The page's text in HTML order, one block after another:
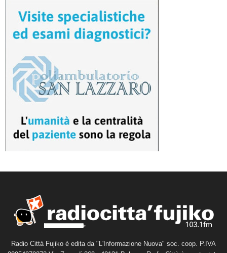
Radio Città Fujiko è edita da "L'Informazione Nuova" soc. coop. P.IVA